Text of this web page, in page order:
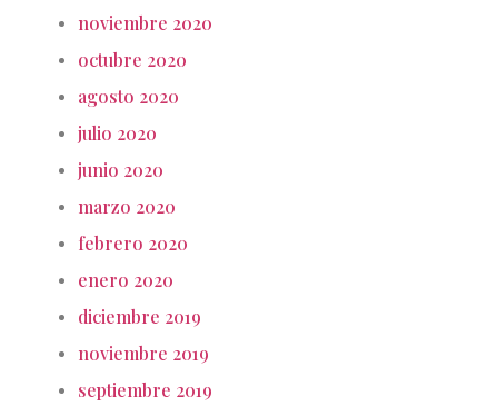
noviembre 2020
octubre 2020
agosto 2020
julio 2020
junio 2020
marzo 2020
febrero 2020
enero 2020
diciembre 2019
noviembre 2019
septiembre 2019